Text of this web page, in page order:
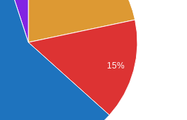
15%